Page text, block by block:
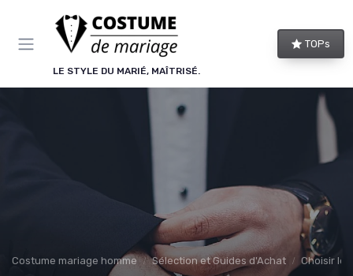
LE STYLE DU MARIÉ, MAÎTRISÉ.
TOPs
Costume mariage homme Sélection et Guides d'Achat Choisir le